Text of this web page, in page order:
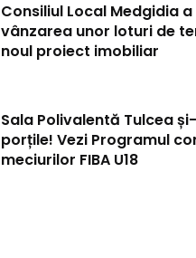
Consiliul Local Medgidia
vânzarea unor loturi de
noul proiect imobiliar
Sala Polivalentă Tulcea
porțile! Vezi Programul
meciurilor FIBA U18